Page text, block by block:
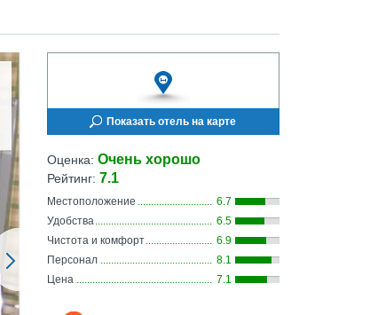
Показать отель на карте
Оценка: Очень хорошо
Рейтинг: 7.1
Местоположение
6.7
Удобства
6.5
Чистота и комфорт
6.9
Персонал
8.1
Цена
7.1